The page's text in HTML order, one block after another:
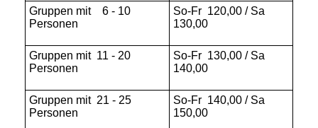
Gruppen mit 6 - 10
Personen
So-Fr 120,00 / Sa
130,00
Gruppen mit 11 - 20
Personen
So-Fr 130,00 / Sa
140,00
Gruppen mit 21 - 25
Personen
So-Fr 140,00 / Sa
150,00